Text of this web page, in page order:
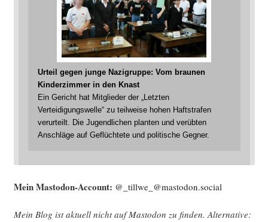
Urteil gegen junge Nazigruppe: Vom braunen
Kinderzimmer in den Knast
Ein Gericht hat Mitglieder der „Letzten
Verteidigungswelle“ zu teilweise hohen Haftstrafen
verurteilt. Die Jugendlichen planten und verübten
Anschläge auf Geflüchtete und politische Gegner.
Mein Mast­o­don-Account: @_tillwe_@mastodon.social
Mein Blog ist aktu­ell nicht auf Mast­o­don zu fin­den. Alter­na­ti­ve: